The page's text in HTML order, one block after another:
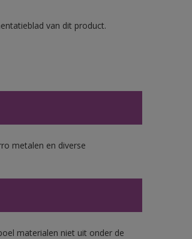
van dit product.
metalen en diverse
materialen niet uit onder de